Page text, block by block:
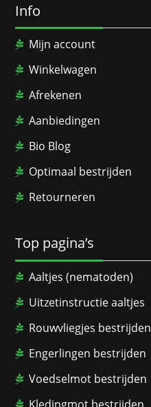
Info
Mijn account
Winkelwagen
Afrekenen
Aanbiedingen
Bio Blog
Optimaal bestrijden
Retourneren
Top pagina’s
Aaltjes (nematoden)
Uitzetinstructie aaltjes
Rouwvliegjes bestrijden
Engerlingen bestrijden
Voedselmot bestrijden